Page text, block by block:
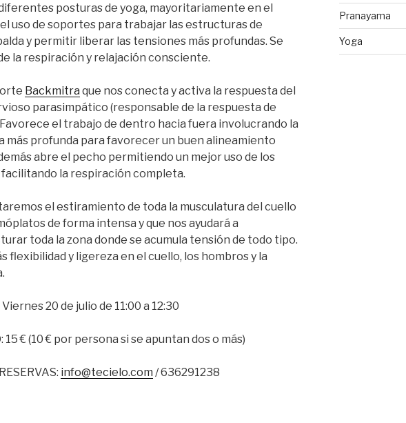
posturas de yoga, mayoritariamente en el
uso de soportes para trabajar las estructuras de
y permitir liberar las tensiones más profundas. Se
la respiración y relajación consciente.
Backmitra que nos conecta y activa la respuesta del
parasimpático (responsable de la respuesta de
Favorece el trabajo de dentro hacia fuera involucrando la
más profunda para favorecer un buen alineamiento
abre el pecho permitiendo un mejor uso de los
facilitando la respiración completa.
el estiramiento de toda la musculatura del cuello
de forma intensa y que nos ayudará a
toda la zona donde se acumula tensión de todo tipo.
flexibilidad y ligereza en el cuello, los hombros y la
Viernes 20 de julio de 11:00 a 12:30
15 € (10 € por persona si se apuntan dos o más)
info@tecielo.com / 636291238
Pranayama
Yoga